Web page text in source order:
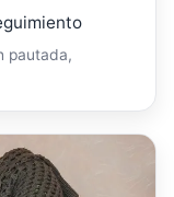
pautada,